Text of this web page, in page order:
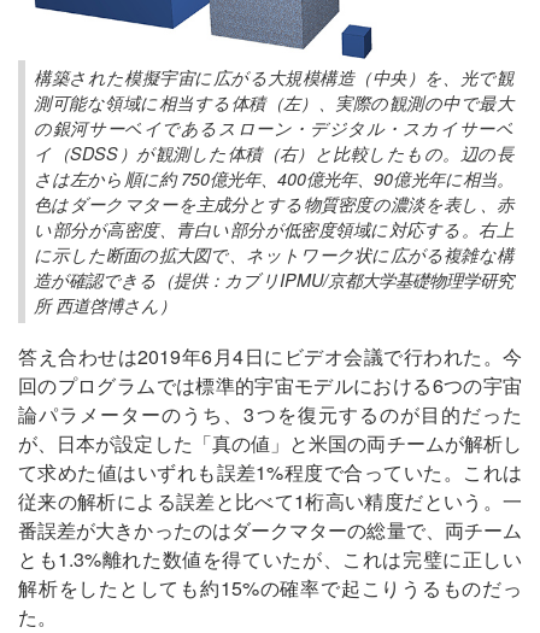
構築された模擬宇宙に広がる大規模構造（中央）を、光で観
測可能な領域に相当する体積（左）、実際の観測の中で最大
の銀河サーベイであるスローン・デジタル・スカイサーベ
イ（SDSS）が観測した体積（右）と比較したもの。辺の長
さは左から順に約 750億光年、400億光年、90億光年に相当。
色はダークマターを主成分とする物質密度の濃淡を表し、赤
い部分が高密度、青白い部分が低密度領域に対応する。右上
に示した断面の拡大図で、ネットワーク状に広がる複雑な構
造が確認できる（提供：カブリIPMU/京都大学基礎物理学研究
所 西道啓博さん）
答え合わせは2019年6月4日にビデオ会議で行われた。今
回のプログラムでは標準的宇宙モデルにおける6つの宇宙
論パラメーターのうち、3つを復元するのが目的だった
が、日本が設定した「真の値」と米国の両チームが解析し
て求めた値はいずれも誤差1%程度で合っていた。これは
従来の解析による誤差と比べて1桁高い精度だという。一
番誤差が大きかったのはダークマターの総量で、両チーム
とも1.3%離れた数値を得ていたが、これは完璧に正しい
解析をしたとしても約15%の確率で起こりうるものだっ
た。